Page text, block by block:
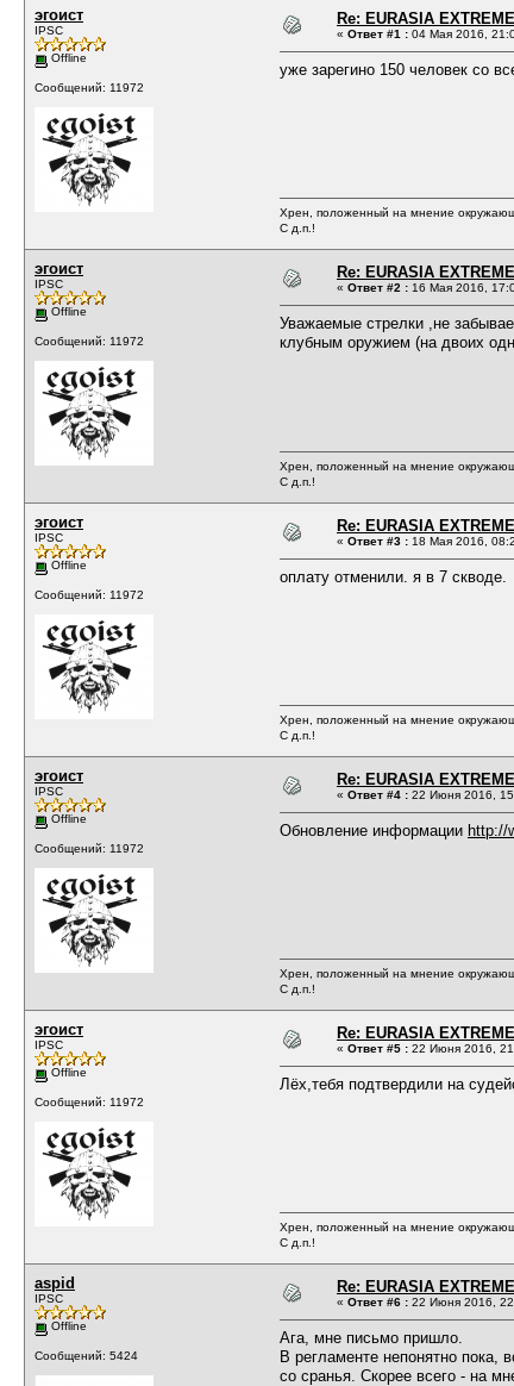
эгоист
IPSC
Offline
Сообщений: 11972
Re: EURASIA
« Ответ #1 : 04 Мая 2016,
уже зарегино 150 человек со
Хрен, положенный на мнение
С д.п.!
эгоист
IPSC
Offline
Сообщений: 11972
Re: EURASIA
« Ответ #2 : 16 Мая 2016,
Уважаемые стрелки ,не
клубным оружием (на двоих
Хрен, положенный на мнение
С д.п.!
эгоист
IPSC
Offline
Сообщений: 11972
Re: EURASIA
« Ответ #3 : 18 Мая 2016,
оплату отменили. я в 7 скводе.
Хрен, положенный на мнение
С д.п.!
эгоист
IPSC
Offline
Сообщений: 11972
Re: EURASIA
« Ответ #4 : 22 Июня 2016,
Обновление информации http://
Хрен, положенный на мнение
С д.п.!
эгоист
IPSC
Offline
Сообщений: 11972
Re: EURASIA
« Ответ #5 : 22 Июня 2016,
Лёх,тебя подтвердили на
Хрен, положенный на мнение
С д.п.!
aspid
IPSC
Offline
Сообщений: 5424
Re: EURASIA
« Ответ #6 : 22 Июня 2016,
Ага, мне письмо пришло.
В регламенте непонятно пока,
со сранья. Скорее всего - на